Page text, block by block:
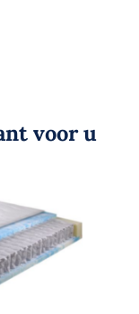
voor u